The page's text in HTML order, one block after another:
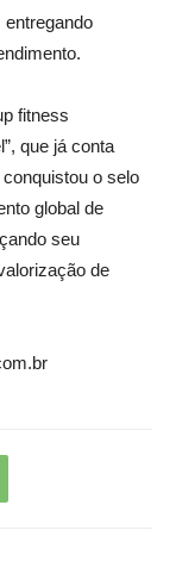
fitness
que já conta
o selo
global de
seu
de